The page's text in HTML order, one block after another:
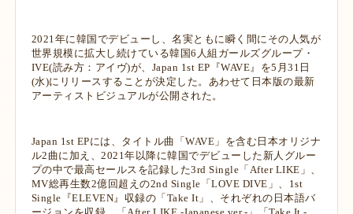
2021年に韓国でデビューし、名実ともに瞬く間にその人気が
世界規模に拡大し続けている韓国6人組ガールズグループ・
IVE(読み方：アイヴ)が、Japan 1st EP『WAVE』を5月31日
(水)にリリースすることが決定した。あわせて日本版の最新
アーティストビジュアルが公開された。
Japan 1st EPには、タイトル曲「WAVE」を含む日本オリジナ
ル2曲に加え、2021年以降に韓国でデビューした新人グルー
プの中で最高セールスを記録した3rd Single「After LIKE」、
MV総再生数2億回超えの2nd Single「LOVE DIVE」、1st
Single『ELEVEN』収録の「Take It」、それぞれの日本語バ